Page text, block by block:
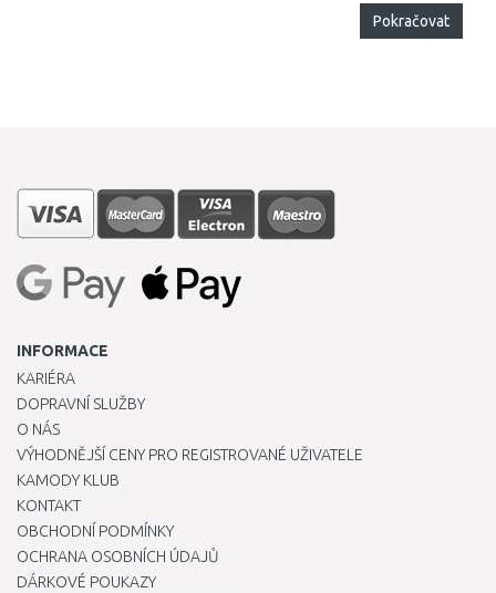
Pokračovat
INFORMACE
KARIÉRA
DOPRAVNÍ SLUŽBY
O NÁS
VÝHODNĚJŠÍ CENY PRO REGISTROVANÉ UŽIVATELE
KAMODY KLUB
KONTAKT
OBCHODNÍ PODMÍNKY
OCHRANA OSOBNÍCH ÚDAJŮ
DÁRKOVÉ POUKAZY